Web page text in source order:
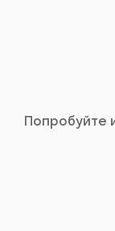
Попробуйте